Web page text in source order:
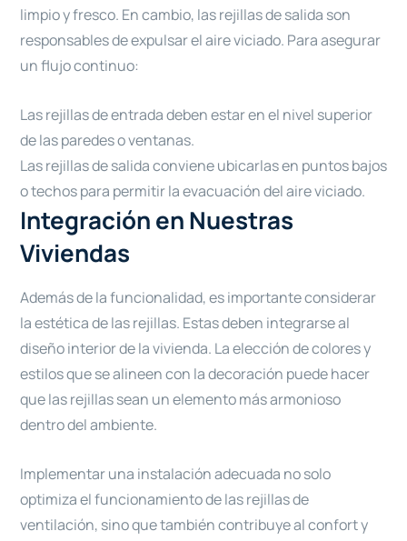
limpio y fresco. En cambio, las rejillas de salida son
responsables de expulsar el aire viciado. Para asegurar
un flujo continuo:
Las rejillas de entrada deben estar en el nivel superior
de las paredes o ventanas.
Las rejillas de salida conviene ubicarlas en puntos bajos
o techos para permitir la evacuación del aire viciado.
Integración en Nuestras
Viviendas
Además de la funcionalidad, es importante considerar
la estética de las rejillas. Estas deben integrarse al
diseño interior de la vivienda. La elección de colores y
estilos que se alineen con la decoración puede hacer
que las rejillas sean un elemento más armonioso
dentro del ambiente.
Implementar una instalación adecuada no solo
optimiza el funcionamiento de las rejillas de
ventilación, sino que también contribuye al confort y